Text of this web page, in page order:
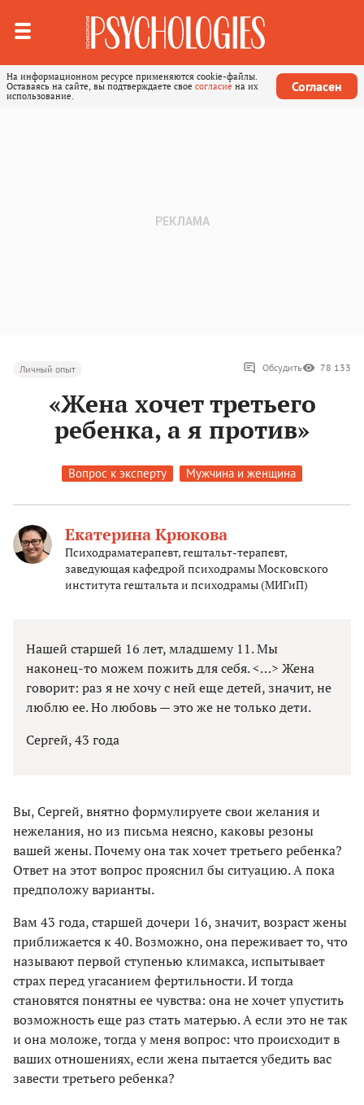
На информационном ресурсе применяются cookie-файлы.
Оставаясь на сайте, вы подтверждаете свое согласие на их
использование.
Согласен
Личный опыт Обсудить 78 133
«Жена хочет третьего
ребенка, а я против»
Вопрос к эксперту Мужчина и женщина
Екатерина Крюкова
Психодраматерапевт, гештальт-терапевт,
заведующая кафедрой психодрамы Московского
института гештальта и психодрамы (МИГиП)
Нашей старшей 16 лет, младшему 11. Мы
наконец-то можем пожить для себя. <…> Жена
говорит: раз я не хочу с ней еще детей, значит, не
люблю ее. Но любовь — это же не только дети.
Сергей, 43 года
Вы, Сергей, внятно формулируете свои желания и
нежелания, но из письма неясно, каковы резоны
вашей жены. Почему она так хочет третьего ребенка?
Ответ на этот вопрос прояснил бы ситуацию. А пока
предположу варианты.
Вам 43 года, старшей дочери 16, значит, возраст жены
приближается к 40. Возможно, она переживает то, что
называют первой ступенью климакса, испытывает
страх перед угасанием фертильности. И тогда
становятся понятны ее чувства: она не хочет упустить
возможность еще раз стать матерью. А если это не так
и она моложе, тогда у меня вопрос: что происходит в
ваших отношениях, если жена пытается убедить вас
завести третьего ребенка?